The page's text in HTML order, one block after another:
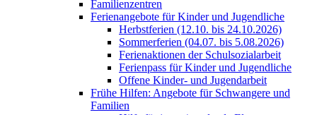
Familienzentren
Ferienangebote für Kinder und Jugendliche
Herbstferien (12.10. bis 24.10.2026)
Sommerferien (04.07. bis 5.08.2026)
Ferienaktionen der Schulsozialarbeit
Ferienpass für Kinder und Jugendliche
Offene Kinder- und Jugendarbeit
Frühe Hilfen: Angebote für Schwangere und
Familien